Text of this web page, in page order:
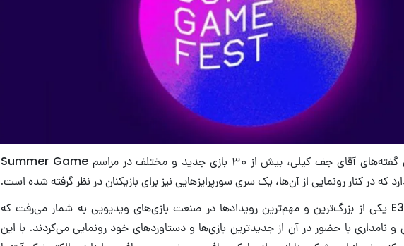
با استناد بر تازه‌ترین گفته‌های آقای جف کیلی، بیش از ۳۰ بازی جدید و مختلف در مراسم Summer Game
تا چند سال پیش، E3 یکی از بزرگ‌ترین و مهم‌ترین رویدادها در صنعت بازی‌های ویدیویی به شمار می‌رفت که
نامداری با حضور در آن از جدیدترین بازی‌ها و دستاوردهای خود رونمایی می‌کردند. با این